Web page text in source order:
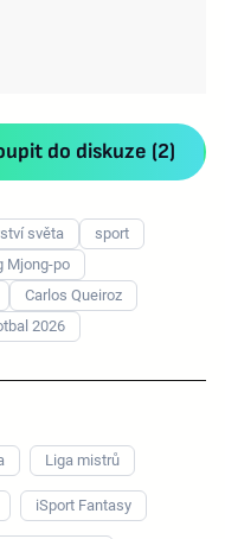
do diskuze (2)
světa
sport
Mjong-po
Carlos Queiroz
2026
Liga mistrů
iSport Fantasy